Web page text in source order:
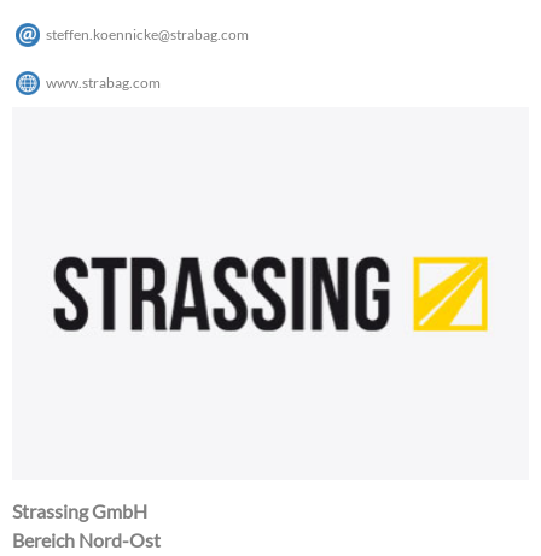
steffen.koennicke@strabag.com
www.strabag.com
Strassing GmbH
Bereich Nord-Ost